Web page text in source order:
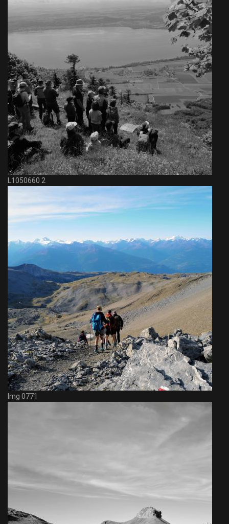
L1050660 2
Img 0771